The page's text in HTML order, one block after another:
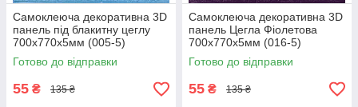
Самоклеюча декоративна 3D
панель під блакитну цеглу
700х770х5мм (005-5)
Готово до відправки
55 ₴ 135 ₴
Самоклеюча декоративна 3D
панель Цегла Фіолетова
700х770х5мм (016-5)
Готово до відправки
55 ₴ 135 ₴